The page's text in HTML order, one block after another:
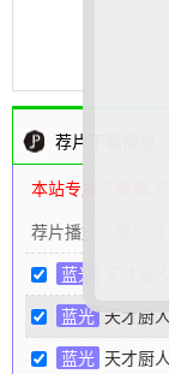
荐片下载播放
本站专属下载器:
荐片播放下载地址
蓝光
蓝光 天才厨人
蓝光 天才厨人